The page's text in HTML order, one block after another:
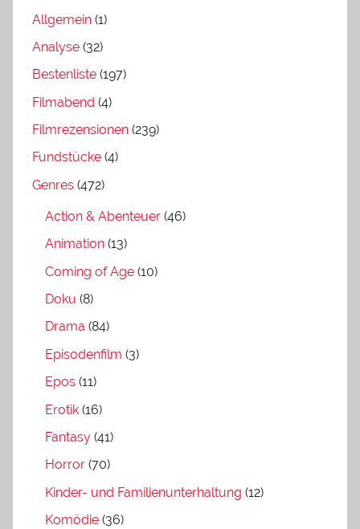
Allgemein (1)
Analyse (32)
Bestenliste (197)
Filmabend (4)
Filmrezensionen (239)
Fundstücke (4)
Genres (472)
Action & Abenteuer (46)
Animation (13)
Coming of Age (10)
Doku (8)
Drama (84)
Episodenfilm (3)
Epos (11)
Erotik (16)
Fantasy (41)
Horror (70)
Kinder- und Familienunterhaltung (12)
Komödie (36)